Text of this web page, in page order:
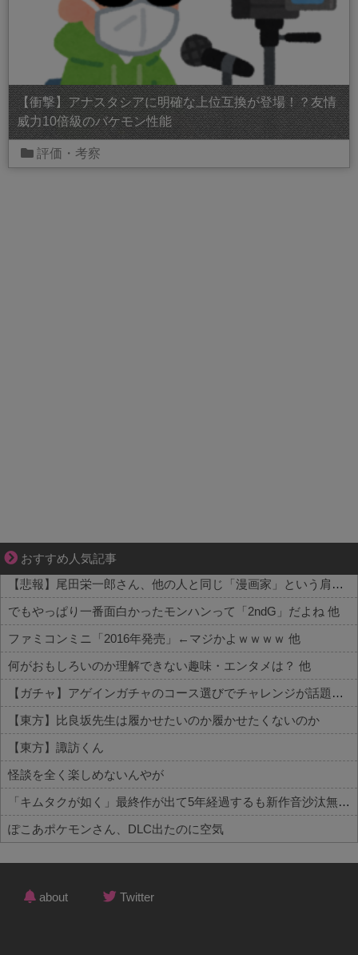
【衝撃】アナスタシアに明確な上位互換が登場！？友情
威力10倍級のバケモン性能
評価・考察
おすすめ人気記事
“変われない私”が動き出す瞬間に出会う
【悲報】尾田栄一郎さん、他の人と同じ「漫画家」という肩書きに不満 他
でもやっぱり一番面白かったモンハンって「2ndG」だよね 他
ファミコンミニ「2016年発売」←マジかよｗｗｗｗ 他
何がおもしろいのか理解できない趣味・エンタメは？ 他
【ガチャ】アゲインガチャのコース選びでチャレンジが話題！？詳細はコチラ 他
【東方】比良坂先生は履かせたいのか履かせたくないのか
【東方】諏訪くん
怪談を全く楽しめないんやが
「キムタクが如く」最終作が出て5年経過するも新作音沙汰無し
ぽこあポケモンさん、DLC出たのに空気
Powered by livedoor 相互RSS
about Twitter